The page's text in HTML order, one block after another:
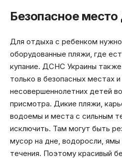
Безопасное место
Для отдыха с ребенком
оборудованные пляжи, где
купание. ДСНС Украины также
только в безопасных местах
несовершеннолетних детей
присмотра. Дикие пляжи,
водоемы и места с сильным
исключить. Там могут быть
мусор на дне, водоросли,
течения. Поэтому красивый